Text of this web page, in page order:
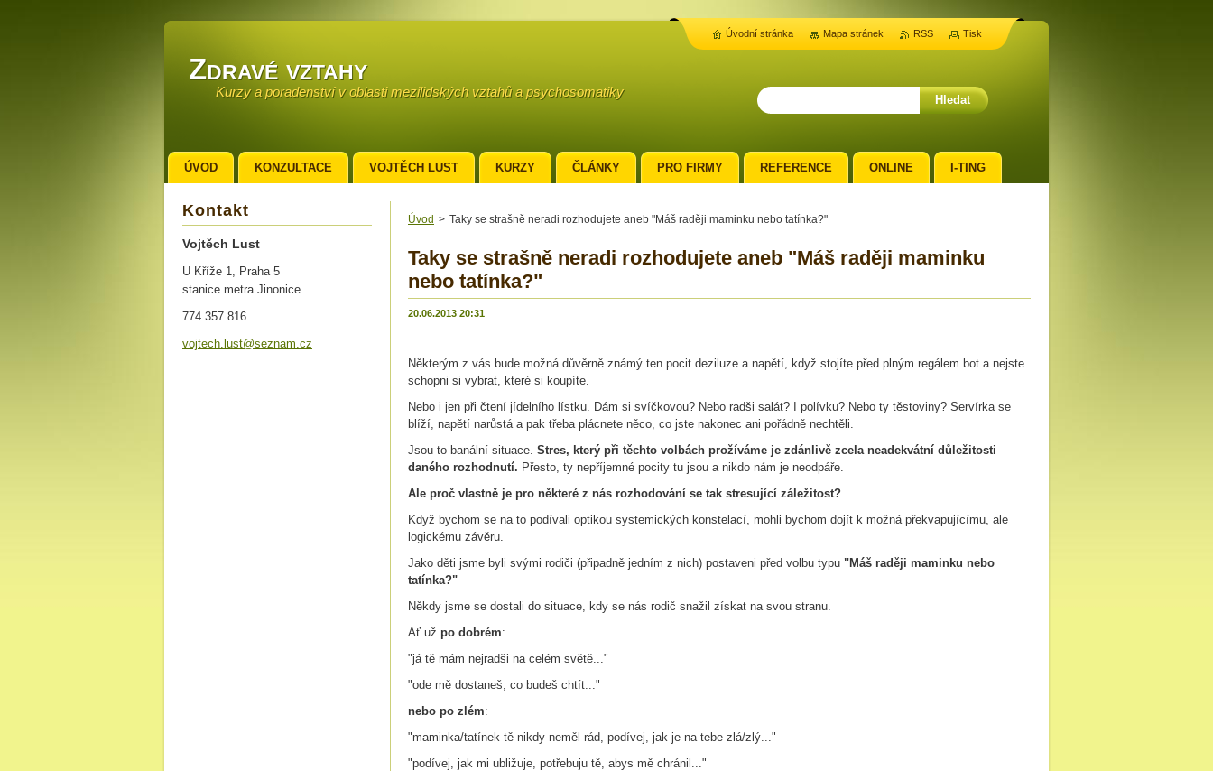
Zdravé vztahy
Kurzy a poradenství v oblasti mezilidských vztahů a psychosomatiky
Úvod > Taky se strašně neradi rozhodujete aneb "Máš raději maminku nebo tatínka?"
Taky se strašně neradi rozhodujete aneb "Máš raději maminku
nebo tatínka?"
20.06.2013 20:31
Některým z vás bude možná důvěrně známý ten pocit deziluze a napětí, když stojíte před plným regálem bot a nejste
schopni si vybrat, které si koupíte.
Nebo i jen při čtení jídelního lístku. Dám si svíčkovou? Nebo radši salát? I polívku? Nebo ty těstoviny? Servírka se
blíží, napětí narůstá a pak třeba plácnete něco, co jste nakonec ani pořádně nechtěli.
Jsou to banální situace. Stres, který při těchto volbách prožíváme je zdánlivě zcela neadekvátní důležitosti
daného rozhodnutí. Přesto, ty nepříjemné pocity tu jsou a nikdo nám je neodpáře.
Ale proč vlastně je pro některé z nás rozhodování se tak stresující záležitost?
Když bychom se na to podívali optikou systemických konstelací, mohli bychom dojít k možná překvapujícímu, ale
logickému závěru.
Jako děti jsme byli svými rodiči (připadně jedním z nich) postaveni před volbu typu "Máš raději maminku nebo
tatínka?"
Někdy jsme se dostali do situace, kdy se nás rodič snažil získat na svou stranu.
Ať už po dobrém:
"já tě mám nejradši na celém světě..."
"ode mě dostaneš, co budeš chtít..."
nebo po zlém:
"maminka/tatínek tě nikdy neměl rád, podívej, jak je na tebe zlá/zlý..."
"podívej, jak mi ubližuje, potřebuju tě, abys mě chránil..."
Kontakt
Vojtěch Lust
U Kříže 1, Praha 5
stanice metra Jinonice
774 357 816
vojtech. lust@seznam.cz
ÚVOD KONZULTACE VOJTĚCH LUST KURZY ČLÁNKY PRO FIRMY REFERENCE ONLINE I-TING
Úvodní stránka Mapa stránek RSS Tisk